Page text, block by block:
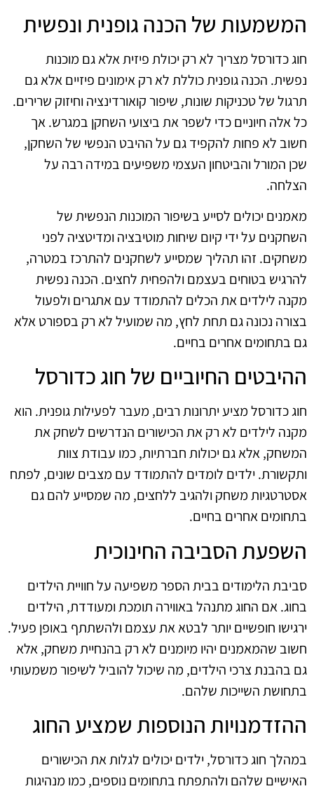
המשמעות של הכנה גופנית ונפשית
חוג כדורסל מצריך לא רק יכולת פיזית אלא גם מוכנות
נפשית. הכנה גופנית כוללת לא רק אימונים פיזיים אלא גם
תרגול של טכניקות שונות, שיפור קואורדינציה וחיזוק שרירים.
כל אלה חיוניים כדי לשפר את ביצועי השחקן במגרש. אך
חשוב לא פחות להקפיד גם על ההיבט הנפשי של השחקן,
שכן המורל והביטחון העצמי משפיעים במידה רבה על
הצלחה.
מאמנים יכולים לסייע בשיפור המוכנות הנפשית של
השחקנים על ידי קיום שיחות מוטיבציה ומדיטציה לפני
משחקים. זהו תהליך שמסייע לשחקנים להתרכז במטרה,
להרגיש בטוחים בעצמם ולהפחית לחצים. הכנה נפשית
מקנה לילדים את הכלים להתמודד עם אתגרים ולפעול
בצורה נכונה גם תחת לחץ, מה שמועיל לא רק בספורט אלא
גם בתחומים אחרים בחיים.
ההיבטים החיוביים של חוג כדורסל
חוג כדורסל מציע יתרונות רבים, מעבר לפעילות גופנית. הוא
מקנה לילדים לא רק את הכישורים הנדרשים לשחק את
המשחק, אלא גם יכולות חברתיות, כמו עבודת צוות
ותקשורת. ילדים לומדים להתמודד עם מצבים שונים, לפתח
אסטרטגיות משחק ולהגיב ללחצים, מה שמסייע להם גם
בתחומים אחרים בחיים.
השפעת הסביבה החינוכית
סביבת הלימודים בבית הספר משפיעה על חוויית הילדים
בחוג. אם החוג מתנהל באווירה תומכת ומעודדת, הילדים
ירגישו חופשיים יותר לבטא את עצמם ולהשתתף באופן פעיל.
חשוב שהמאמנים יהיו מיומנים לא רק בהנחיית משחק, אלא
גם בהבנת צרכי הילדים, מה שיכול להוביל לשיפור משמעותי
בתחושת השייכות שלהם.
ההזדמנויות הנוספות שמציע החוג
במהלך חוג כדורסל, ילדים יכולים לגלות את הכישורים
האישיים שלהם ולהתפתח בתחומים נוספים, כמו מנהיגות